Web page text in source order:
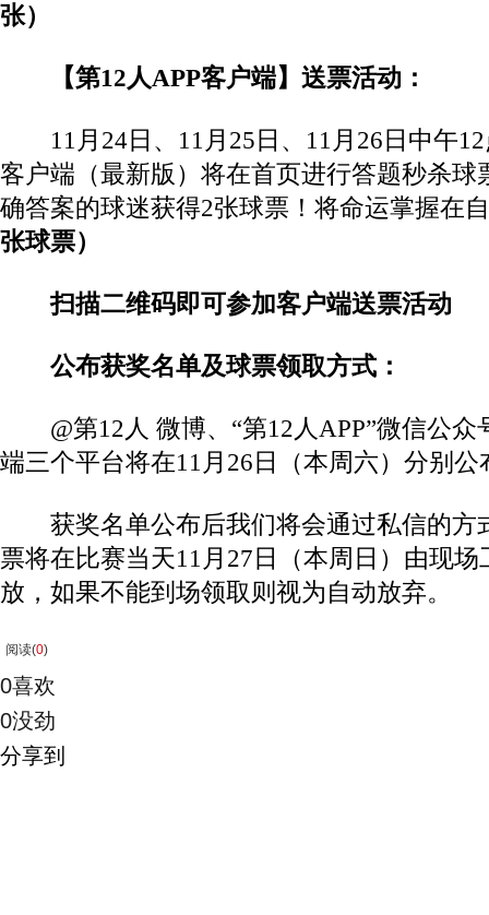
张）
【第12人APP客户端】送票活动：
11月24日、11月25日、11月26日中午12
客户端（最新版）将在首页进行答题秒杀球
确答案的球迷获得2张球票！将命运掌握在
张球票）
扫描二维码即可参加客户端送票活动
公布获奖名单及球票领取方式：
@第12人 微博、“第12人APP”微信公众
端三个平台将在11月26日（本周六）分别公
获奖名单公布后我们将会通过私信的方
票将在比赛当天11月27日（本周日）由现
放，如果不能到场领取则视为自动放弃。
阅读(0)
0喜欢
0没劲
分享到